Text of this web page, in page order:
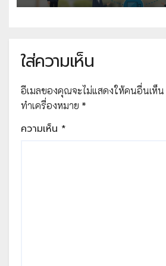
ใส่ความเห็น
อีเมลของคุณจะไม่แสดงให้คนอื่นเห็น
ทำเครื่องหมาย *
ความเห็น *